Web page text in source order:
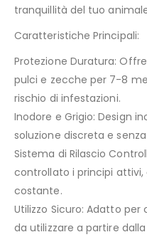
tranquillità del tuo
Caratteristiche Principali:
Protezione Duratura:
pulci e zecche per 7-8
rischio di infestazioni.
Inodore e Grigio: Design
soluzione discreta e
Sistema di Rilascio
controllato i principi
costante.
Utilizzo Sicuro: Adatto
da utilizzare a partire